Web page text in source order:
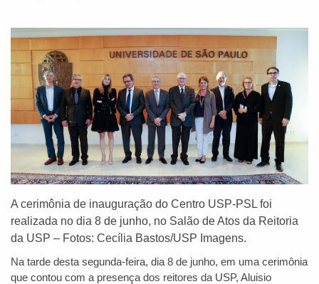
A cerimônia de inauguração do Centro USP-PSL foi
realizada no dia 8 de junho, no Salão de Atos da Reitoria
da USP – Fotos: Cecília Bastos/USP Imagens.
Na tarde desta segunda-feira, dia 8 de junho, em uma cerimônia
que contou com a presença dos reitores da USP, Aluisio